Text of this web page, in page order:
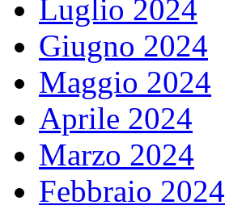
Luglio 2024
Giugno 2024
Maggio 2024
Aprile 2024
Marzo 2024
Febbraio 2024